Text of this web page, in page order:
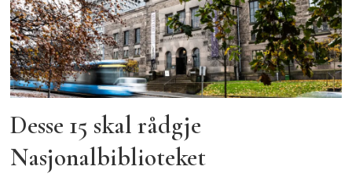
Desse 15 skal rådgje
Nasjonalbiblioteket